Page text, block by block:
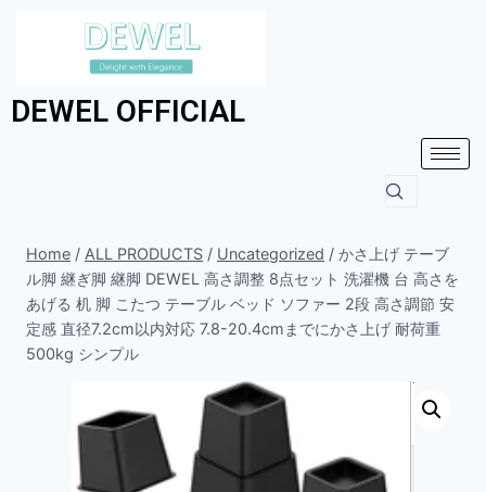
DEWEL OFFICIAL
Home / ALL PRODUCTS / Uncategorized / かさ上げ テーブ
ル脚 継ぎ脚 継脚 DEWEL 高さ調整 8点セット 洗濯機 台 高さを
あげる 机 脚 こたつ テーブル ベッド ソファー 2段 高さ調節 安
定感 直径7.2cm以内対応 7.8-20.4cmまでにかさ上げ 耐荷重
500kg シンプル